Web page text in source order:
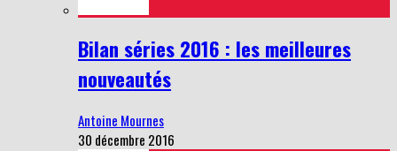
Bilan séries 2016 : les meilleures
nouveautés
Antoine Mournes
30 décembre 2016